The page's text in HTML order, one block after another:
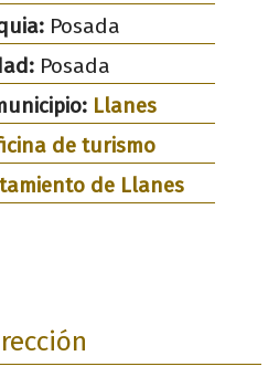
Posada
Posada
Llanes
de turismo
de Llanes